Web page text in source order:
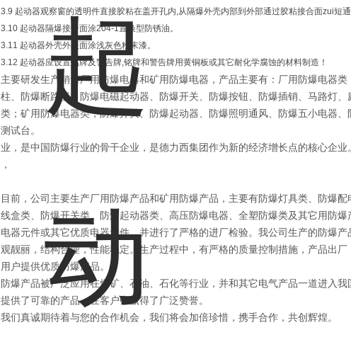
3.9 起动器观察窗的透明件直接胶粘在盖开孔内,从隔爆外壳内部到外部通过胶粘接合面zui短通
3.10 起动器隔爆接合面涂204-1置换型防锈油。
3.11 起动器外壳外表面涂浅灰色粉末漆。
3.12 起动器应设置铭牌及警告牌,铭牌和警告牌用黄铜板或其它耐化学腐蚀的材料制造！
主要研发生产销售厂用防爆电器和矿用防爆电器，产品主要有：厂用防爆电器
柱、防爆断路器、防爆电磁起动器、防爆开关、防爆按钮、防爆插销、马路灯、
类；矿用防爆电器类，防爆开关、防爆起动器、防爆照明通风、防爆五小电器、
测试台。
业 ，是中国防爆行业的骨干企业，是德力西集团作为新的经济增长点的核心企业。
，
目前，公司主要生产厂用防爆产品和矿用防爆产品，主要有防爆灯具类、防爆
线盒类、防爆开关类、防爆起动器类、高压防爆电器、全塑防爆类及其它用防
电器元件或其它优质电器元件，并进行了严格的进厂检验。我公司生产的防爆
观靓丽，结构合理，性能稳定。生产过程中，有严格的质量控制措施，产品出
用户提供优质防爆产品。
防爆产品被广泛应用在煤矿、石油、石化等行业，并和其它电气产品一道进入
提供了可靠的产品。在客户中赢得了广泛赞誉。
我们真诚期待着与您的合作机会，我们将会加倍珍惜，携手合作，共创辉煌。